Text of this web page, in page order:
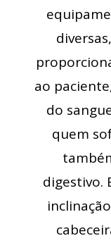
ao
do
quem
digestivo.